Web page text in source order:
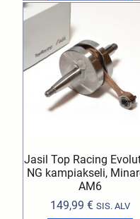
Jasil Top Racing
NG kampiakseli,
AM6
149,99€ SIS. ALV